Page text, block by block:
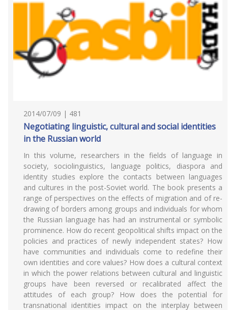
2014/07/09 | 481
Negotiating linguistic, cultural and social identities
in the Russian world
In this volume, researchers in the fields of language in
society, sociolinguistics, language politics, diaspora and
identity studies explore the contacts between languages
and cultures in the post-Soviet world. The book presents a
range of perspectives on the effects of migration and of re-
drawing of borders among groups and individuals for whom
the Russian language has had an instrumental or symbolic
prominence. How do recent geopolitical shifts impact on the
policies and practices of newly independent states? How
have communities and individuals come to redefine their
own identities and core values? How does a cultural context
in which the power relations between cultural and linguistic
groups have been reversed or recalibrated affect the
attitudes of each group? How does the potential for
transnational identities impact on the interplay between